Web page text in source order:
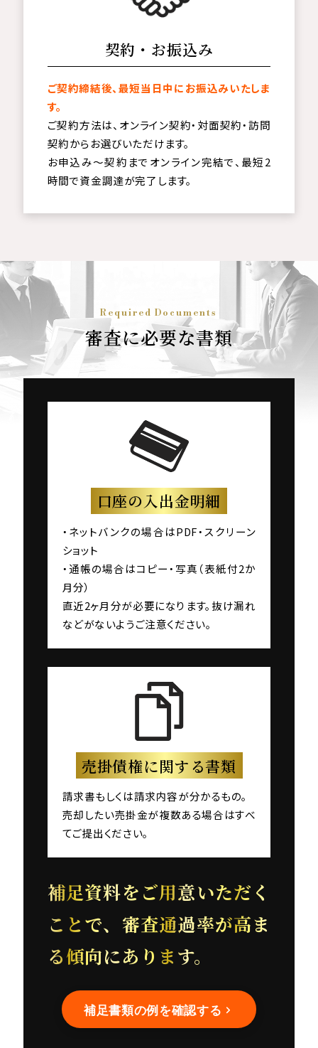
契約・お振込み
ご契約締結後、最短当日中にお振込みいたしま
す。
ご契約方法は、オンライン契約・対面契約・訪問
契約からお選びいただけます。
お申込み～契約までオンライン完結で、最短2
時間で資金調達が完了します。
Required Documents
審査に必要な書類
口座の入出金明細
・ネットバンクの場合はPDF・スクリーン
ショット
・通帳の場合はコピー・写真（表紙付2か
月分）
直近2ヶ月分が必要になります。抜け漏れ
などがないようご注意ください。
売掛債権に関する書類
請求書もしくは請求内容が分かるもの。
売却したい売掛金が複数ある場合はすべ
てご提出ください。
補足資料をご用意いただく
ことで、審査通過率が高ま
る傾向にあります。
補足書類の例を確認する